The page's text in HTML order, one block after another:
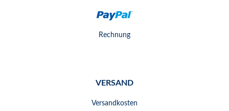
Rechnung
VERSAND
Versandkosten